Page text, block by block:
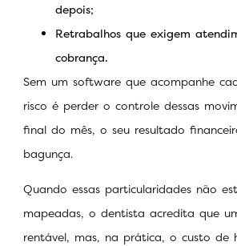
depois;
Retrabalhos que exigem
cobrança.
Sem um software que acompanhe
risco é perder o controle dessas
final do mês, o seu resultado
bagunça.
Quando essas particularidades não
mapeadas, o dentista acredita que
rentável, mas, na prática, o custo de